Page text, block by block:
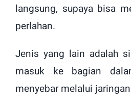
langsung, supaya bisa
perlahan.
Jenis yang lain adalah
masuk ke bagian
menyebar melalui